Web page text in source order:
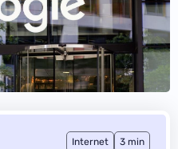
Internet 3 min